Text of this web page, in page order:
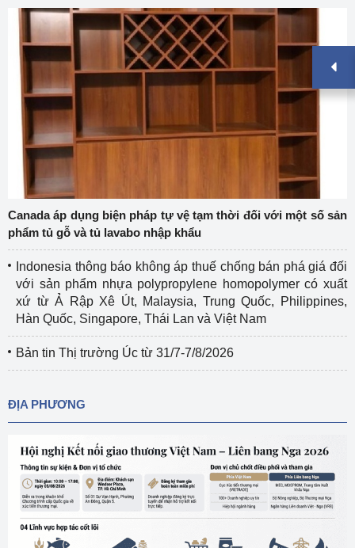
Canada áp dụng biện pháp tự vệ tạm thời đối với một số sản
phẩm tủ gỗ và tủ lavabo nhập khẩu
Indonesia thông báo không áp thuế chống bán phá giá đối
với sản phẩm nhựa polypropylene homopolymer có xuất
xứ từ Ả Rập Xê Út, Malaysia, Trung Quốc, Philippines,
Hàn Quốc, Singapore, Thái Lan và Việt Nam
Bản tin Thị trường Úc từ 31/7-7/8/2026
ĐỊA PHƯƠNG